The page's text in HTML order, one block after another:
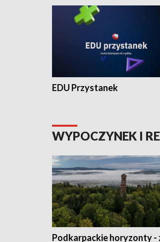
EDU Przystanek
WYPOCZYNEK I
Podkarpackie horyzonty -